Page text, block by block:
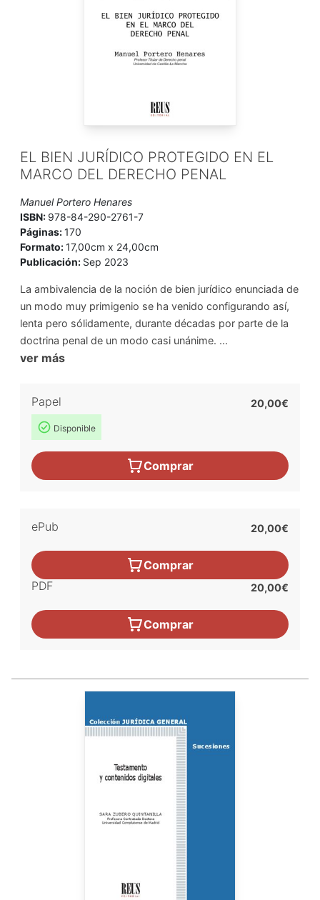
EL BIEN JURÍDICO PROTEGIDO EN EL
MARCO DEL DERECHO PENAL
Manuel Portero Henares
ISBN: 978-84-290-2761-7
Páginas:170
Formato:17,00cm x 24,00cm
Publicación: Sep 2023
La ambivalencia de la noción de bien jurídico enunciada de
un modo muy primigenio se ha venido configurando así,
lenta pero sólidamente, durante décadas por parte de la
doctrina penal de un modo casi unánime. ...
ver más
Papel
Disponible
20,00€
Comprar
ePub 20,00€
Comprar
PDF
20,00€
Comprar